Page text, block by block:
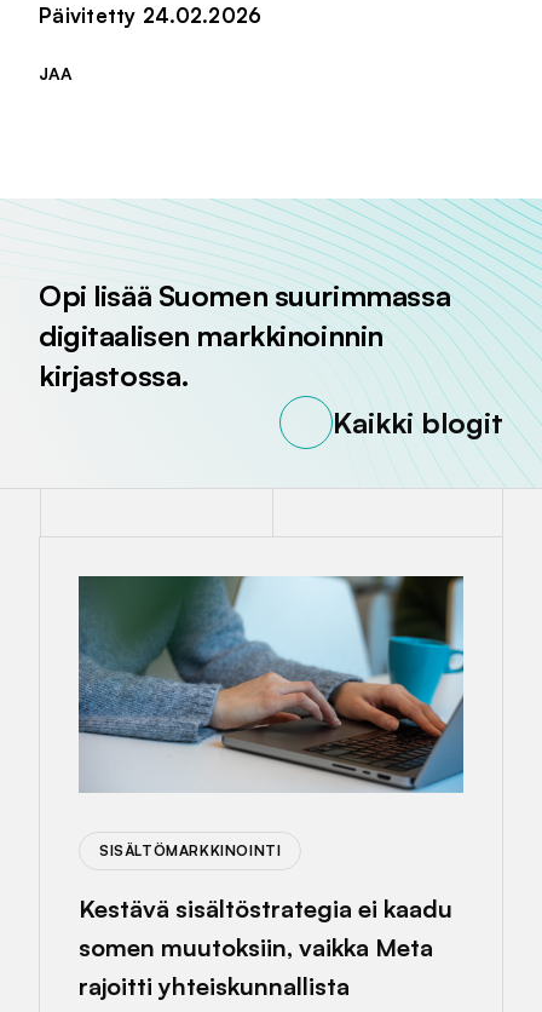
Päivitetty 24.02.2026
JAA
Opi lisää Suomen suurimmassa
digitaalisen markkinoinnin
kirjastossa.
Kaikki blogit
SISÄLTÖMARKKINOINTI
Kestävä sisältöstrategia ei kaadu
somen muutoksiin, vaikka Meta
rajoitti yhteiskunnallista